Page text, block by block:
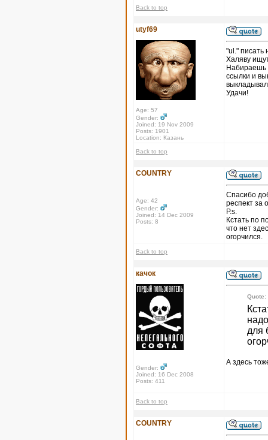
Back to top
utyf69
Age: 57
Gender:
Joined: 19 Nov 2009
Posts: 1901
Location: Казань
"ul." писать
Халяву
Набираешь
ссылки и
Удачи!
Back to top
COUNTRY
Age: 42
Gender:
Joined: 14 Dec 2009
Posts: 8
Спасибо
респект за
P.s.
Кстать по
что нет
огорчился.
Back to top
качок
Gender:
Joined: 16 Dec 2008
Posts: 411
Quote:
для
А здесь
Back to top
COUNTRY